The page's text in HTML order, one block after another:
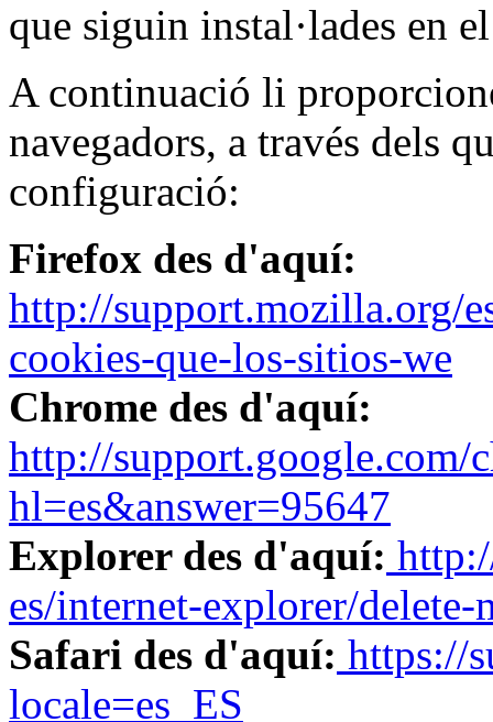
que siguin instal·lades en
A continuació li
navegadors, a través dels
configuració:
Firefox des d'aquí:
http://support.mozilla.org/
cookies-que-los-sitios-we
Chrome des d'aquí:
http://support.google.com/
hl=es&answer=95647
Explorer des d'aquí:
es/internet-explorer/
Safari des d'aquí: https://
locale=es_ES